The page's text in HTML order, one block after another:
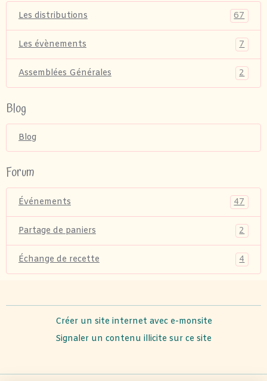
Les distributions 67
Les évènements 7
Assemblées Générales 2
Blog
Blog
Forum
Événements 47
Partage de paniers 2
Échange de recette 4
Créer un site internet avec e-monsite
Signaler un contenu illicite sur ce site